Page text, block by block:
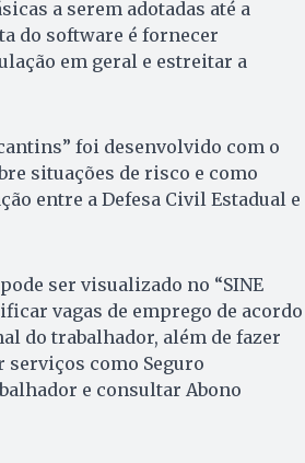
a serem adotadas até a
do software é fornecer
em geral e estreitar a
foi desenvolvido com o
situações de risco e como
entre a Defesa Civil Estadual e
ser visualizado no “SINE
vagas de emprego de acordo
do trabalhador, além de fazer
serviços como Seguro
e consultar Abono